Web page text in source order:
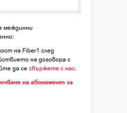
междинни
на Fiber1 след
на договора с
да сесвържете с нас.